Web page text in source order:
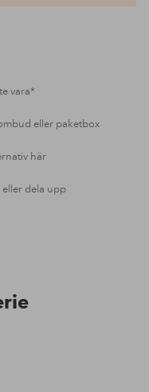
vara*
eller paketbox
här
dela upp